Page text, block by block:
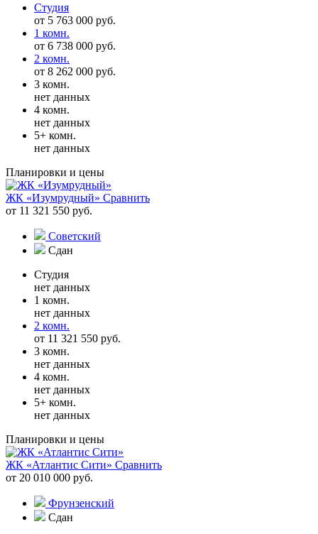
Студия
от 5 763 000 руб.
1 комн.
от 6 738 000 руб.
2 комн.
от 8 262 000 руб.
3 комн.
нет данных
4 комн.
нет данных
5+ комн.
нет данных
Планировки и цены
ЖК «Изумрудный» Сравнить
от 11 321 550 руб.
Советский
Сдан
Студия
нет данных
1 комн.
нет данных
2 комн.
от 11 321 550 руб.
3 комн.
нет данных
4 комн.
нет данных
5+ комн.
нет данных
Планировки и цены
ЖК «Атлантис Сити» Сравнить
от 20 010 000 руб.
Фрунзенский
Сдан